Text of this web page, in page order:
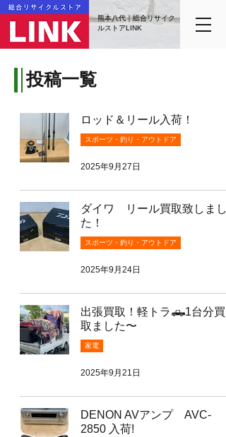
熊本八代｜総合リサイク
ルストアLINK
投稿一覧
ロッド＆リール入荷！
スポーツ・釣り・アウトドア
2025年9月27日
ダイワ リール買取致しまし
た！
スポーツ・釣り・アウトドア
2025年9月24日
出張買取！軽トラ🛻1台分買
取ました〜
家電
2025年9月21日
DENON AVアンプ AVC-
2850 入荷!